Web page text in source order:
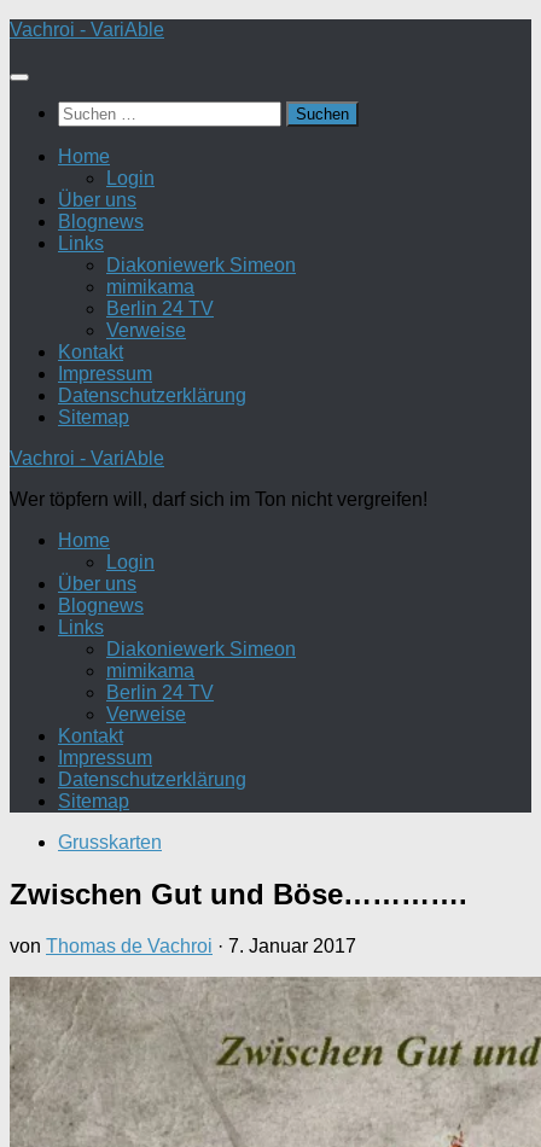
Zum
springen
Vachroi - VariAble
Suchen
nach:
Home
Login
Über uns
Blognews
Links
Diakoniewerk Simeon
mimikama
Berlin 24 TV
Verweise
Kontakt
Impressum
Datenschutzerklärung
Sitemap
Vachroi - VariAble
Wer töpfern will, darf sich im Ton nicht vergreifen!
Home
Login
Über uns
Blognews
Links
Diakoniewerk Simeon
mimikama
Berlin 24 TV
Verweise
Kontakt
Impressum
Datenschutzerklärung
Sitemap
Grusskarten
Zwischen Gut und Böse………….
von Thomas de Vachroi · 7. Januar 2017